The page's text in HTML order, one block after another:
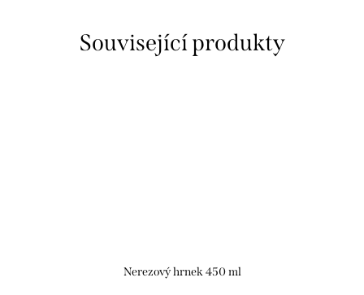
Související produkty
Nerezový hrnek 450 ml